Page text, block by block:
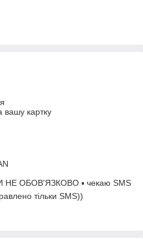
вашу картку
НЕ ОБОВ'ЯЗКОВО ▪️ чекаю SMS
тільки SMS))